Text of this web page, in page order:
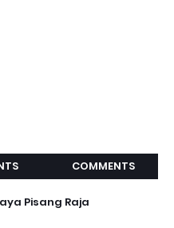
COMMENTS
Pisang Raja